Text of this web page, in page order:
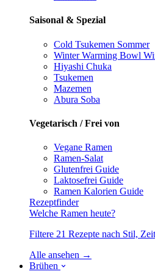
Saisonal & Spezial
Cold Tsukemen Sommer
Winter Warming Bowl
Hiyashi Chuka
Tsukemen
Mazemen
Abura Soba
Vegetarisch / Frei von
Vegane Ramen
Ramen-Salat
Glutenfrei Guide
Laktosefrei Guide
Ramen Kalorien Guide
Rezeptfinder
Welche Ramen heute?
Filtere 21 Rezepte nach Stil,
Alle ansehen →
Brühen